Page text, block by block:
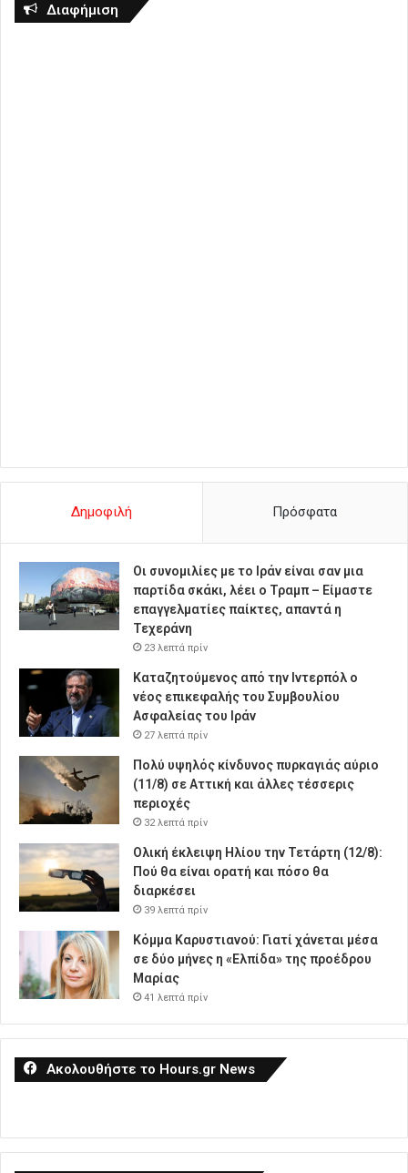
Διαφήμιση
Δημοφιλή Πρόσφατα
Οι συνομιλίες με το Ιράν είναι σαν μια
παρτίδα σκάκι, λέει ο Τραμπ – Είμαστε
επαγγελματίες παίκτες, απαντά η
Τεχεράνη
23 λεπτά πρίν
Καταζητούμενος από την Ιντερπόλ ο
νέος επικεφαλής του Συμβουλίου
Ασφαλείας του Ιράν
27 λεπτά πρίν
Πολύ υψηλός κίνδυνος πυρκαγιάς αύριο
(11/8) σε Αττική και άλλες τέσσερις
περιοχές
32 λεπτά πρίν
Ολική έκλειψη Ηλίου την Τετάρτη (12/8):
Πού θα είναι ορατή και πόσο θα
διαρκέσει
39 λεπτά πρίν
Κόμμα Καρυστιανού: Γιατί χάνεται μέσα
σε δύο μήνες η «Ελπίδα» της προέδρου
Μαρίας
41 λεπτά πρίν
Ακολουθήστε το Hours.gr News